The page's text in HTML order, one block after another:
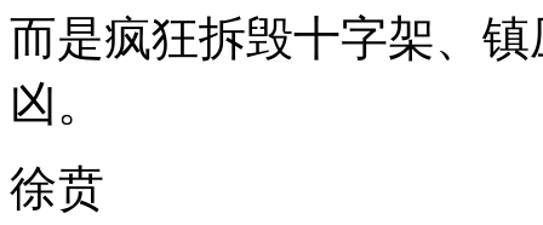
而是疯狂拆毁十字架、
凶。
徐贲